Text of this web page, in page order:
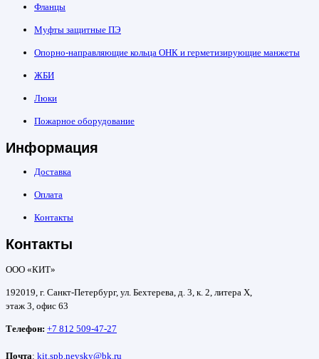
Фланцы
Муфты защитные ПЭ
Опорно-направляющие кольца ОНК и герметизирующие манжеты
ЖБИ
Люки
Пожарное оборудование
Информация
Доставка
Оплата
Контакты
Контакты
ООО «КИТ»
192019, г. Санкт-Петербург, ул. Бехтерева, д. 3, к. 2, литера Х,
этаж 3, офис 63
Телефон: +7 812 509-47-27
Почта: kit.spb.nevsky@bk.ru